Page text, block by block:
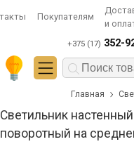
Покупателям
и
+375 (17) 352-
Главная
Светильник
поворотный на